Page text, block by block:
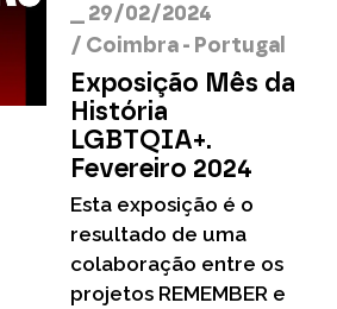
__ 29/02/2024
/ Coimbra - Portugal
Exposição Mês da
História
LGBTQIA+.
Fevereiro 2024
Esta exposição é o
resultado de uma
colaboração entre os
projetos REMEMBER e